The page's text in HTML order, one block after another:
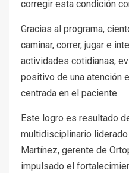
corregir esta condición
Gracias al programa,
caminar, correr, jugar e
actividades cotidianas,
positivo de una atención
centrada en el paciente.
Este logro es resultado
multidisciplinario
Martínez, gerente de
impulsado el